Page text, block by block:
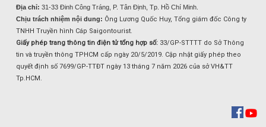
Địa chỉ: 31-33 Đinh Công Tráng, P. Tân Định, Tp. Hồ Chí Minh.
Chịu trách nhiệm nội dung: Ông Lương Quốc Huy, Tổng giám đốc Công ty
TNHH Truyền hình Cáp Saigontourist.
Giấy phép trang thông tin điện tử tổng hợp số: 33/GP-STTTT do Sở Thông
tin và truyền thông TPHCM cấp ngày 20/5/2019. Cập nhật giấy phép theo
quyết định số 7699/GP-TTĐT ngày 13 tháng 7 năm 2026 của sở VH&TT
Tp.HCM.